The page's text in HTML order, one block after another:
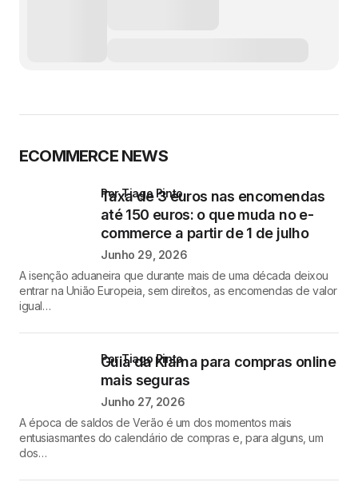
ECOMMERCE NEWS
Taxa de 3 euros nas encomendas
até 150 euros: o que muda no e-
commerce a partir de 1 de julho
por Tiago Pinto
Junho 29, 2026
A isenção aduaneira que durante mais de uma década deixou
entrar na União Europeia, sem direitos, as encomendas de valor
igual…
Guia da Klarna para compras online
mais seguras
por Tiago Pinto
Junho 27, 2026
A época de saldos de Verão é um dos momentos mais
entusiasmantes do calendário de compras e, para alguns, um
dos…